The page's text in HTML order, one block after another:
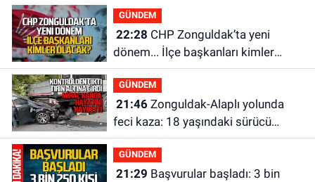
GÜNDEM
22:28
dönem... İlçe başkanları kimler
olacak?
GÜNDEM
21:46Zonguldak-Alaplı yolunda
feci kaza: 18 yaşındaki sürücü
hayatını kaybetti
GÜNDEM
21:29